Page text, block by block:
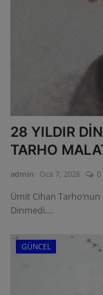
28 YILDIR
TARHO
admin Oca 7, 2026 0
Ümit Cihan Tarho’nun
Dinmedi....
GÜNCEL